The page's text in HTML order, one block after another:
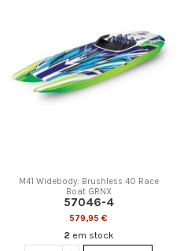
M41 Widebody: Brushless 40 Race
Boat GRNX
57046-4
579,95 €
2 em stock